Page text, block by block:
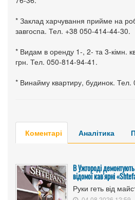
* Заклад харчування прийме на
завгоспа. Тел. +38 050-414-44-30.
* Видам в оренду 1-, 2- та 3-кімн.
грн. Тел. 050-814-94-41.
* Винайму квартиру, будинок.
Коментарі Аналітика
В Ужгороді
відомої кав'ярні
Руки геть від